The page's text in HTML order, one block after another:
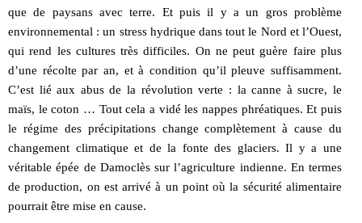
que de paysans avec terre. Et puis il y a un gros problème
environnemental : un stress hydrique dans tout le Nord et l’Ouest,
qui rend les cultures très difficiles. On ne peut guère faire plus
d’une récolte par an, et à condition qu’il pleuve suffisamment.
C’est lié aux abus de la révolution verte : la canne à sucre, le
maïs, le coton … Tout cela a vidé les nappes phréatiques. Et puis
le régime des précipitations change complètement à cause du
changement climatique et de la fonte des glaciers. Il y a une
véritable épée de Damoclès sur l’agriculture indienne. En termes
de production, on est arrivé à un point où la sécurité alimentaire
pourrait être mise en cause.